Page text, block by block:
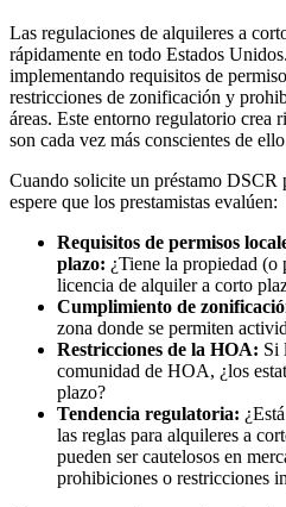
Las regulaciones de alquileres a
rápidamente en todo Estados
implementando requisitos de
restricciones de zonificación y
áreas. Este entorno regulatorio crea
son cada vez más conscientes de
Cuando solicite un préstamo DSCR
espere que los prestamistas evalúen:
Requisitos de permisos
plazo: ¿Tiene la propiedad (o
licencia de alquiler a corto
Cumplimiento de
zona donde se permiten
Restricciones de la HOA: Si
comunidad de HOA, ¿los
plazo?
Tendencia regulatoria:
las reglas para alquileres a
pueden ser cautelosos en
prohibiciones o restricciones